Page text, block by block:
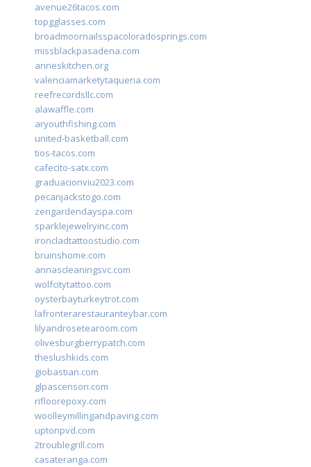
avenue26tacos.com
topgglasses.com
broadmoornailsspacoloradosprings.com
missblackpasadena.com
anneskitchen.org
valenciamarketytaqueria.com
reefrecordsllc.com
alawaffle.com
aryouthfishing.com
united-basketball.com
tios-tacos.com
cafecito-satx.com
graduacionviu2023.com
pecanjackstogo.com
zengardendayspa.com
sparklejewelryinc.com
ironcladtattoostudio.com
bruinshome.com
annascleaningsvc.com
wolfcitytattoo.com
oysterbayturkeytrot.com
lafronterarestauranteybar.com
lilyandrosetearoom.com
olivesburgberrypatch.com
theslushkids.com
giobastian.com
glpascensori.com
rifloorepoxy.com
woolleymillingandpaving.com
uptonpvd.com
2troublegrill.com
casateranga.com